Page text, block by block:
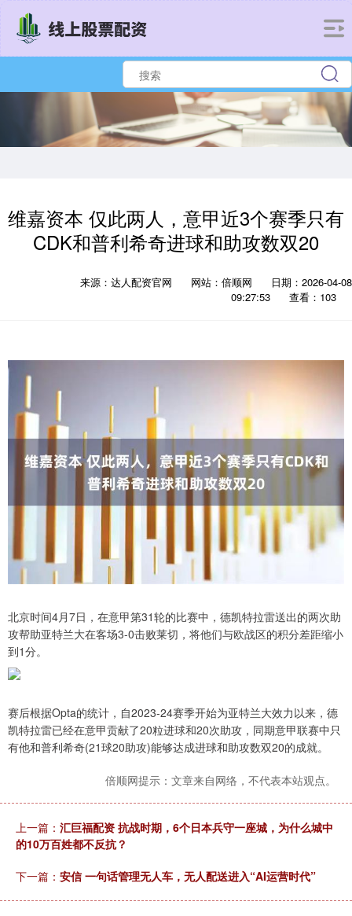
维嘉资本 仅此两人，意甲近3个赛季只有
CDK和普利希奇进球和助攻数双20
来源：达人配资官网 网站：倍顺网
日期：2026-04-08
09:27:53
查看：103
北京时间4月7日，在意甲第31轮的比赛中，德凯特拉雷送出的两次助
攻帮助亚特兰大在客场3-0击败莱切，将他们与欧战区的积分差距缩小
到1分。
赛后根据Opta的统计，自2023-24赛季开始为亚特兰大效力以来，德
凯特拉雷已经在意甲贡献了20粒进球和20次助攻，同期意甲联赛中只
有他和普利希奇(21球20助攻)能够达成进球和助攻数双20的成就。
倍顺网提示：文章来自网络，不代表本站观点。
上一篇： 汇巨福配资 抗战时期，6个日本兵守一座城，为什么城中
的10万百姓都不反抗？
下一篇： 安信 一句话管理无人车，无人配送进入“AI运营时代”